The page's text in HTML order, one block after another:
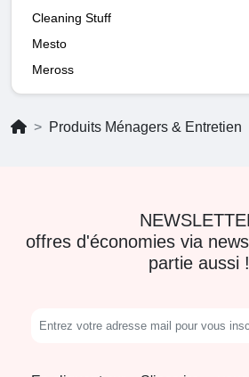
Cleaning Stuff
Mesto
Meross
Produits Ménagers & Entretien
offres d'économies via
partie aussi !